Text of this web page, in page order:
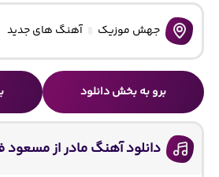
جهش موزیک آهنگ های جدید
برو به بخش دانلود
دانلود آهنگ مادر از مسعود